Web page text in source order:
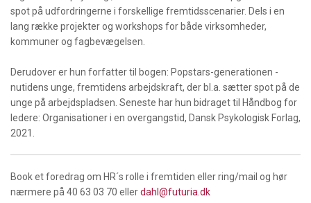
spot på udfordringerne i forskellige fremtidsscenarier. Dels i en
lang række projekter og workshops for både virksomheder,
kommuner og fagbevægelsen.
Derudover er hun forfatter til bogen: Popstars-generationen -
nutidens unge, fremtidens arbejdskraft, der bl.a. sætter spot på de
unge på arbejdspladsen. Seneste har hun bidraget til Håndbog for
ledere: Organisationer i en overgangstid, Dansk Psykologisk Forlag,
2021.
Book et foredrag om HR´s rolle i fremtiden eller ring/mail og hør
nærmere på 40 63 03 70 ellerdahl@futuria.dk